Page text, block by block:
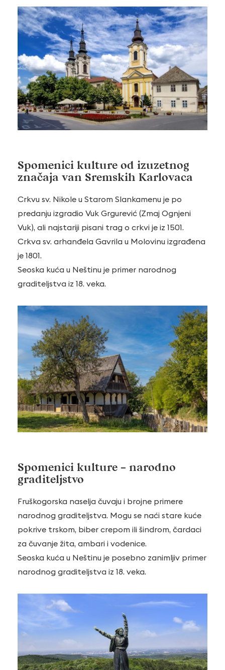
Spomenici kulture od izuzetnog
značaja van Sremskih Karlovaca
Crkvu sv. Nikole u Starom Slankamenu je po
predanju izgradio Vuk Grgurević (Zmaj Ognjeni
Vuk), ali najstariji pisani trag o crkvi je iz 1501.
Crkva sv. arhanđela Gavrila u Molovinu izgrađena
je 1801.
Seoska kuća u Neštinu je primer narodnog
graditeljstva iz 18. veka.
Spomenici kulture – narodno
graditeljstvo
Fruškogorska naselja čuvaju i brojne primere
narodnog graditeljstva. Mogu se naći stare kuće
pokrive trskom, biber crepom ili šindrom, čardaci
za čuvanje žita, ambari i vodenice.
Seoska kuća u Neštinu je posebno zanimljiv primer
narodnog graditeljstva iz 18. veka.